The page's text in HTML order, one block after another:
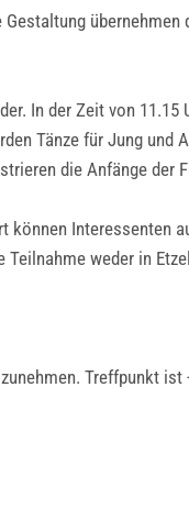
übernehmen
In der Zeit von 11.15
Tänze für Jung und
die Anfänge der
Interessenten
weder in
Treffpunkt